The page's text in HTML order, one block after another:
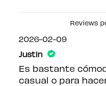
Reviews
2026-02-09
Justin
Es bastante
casual o para